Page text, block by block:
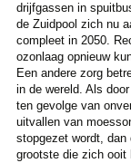
drijfgassen in
de Zuidpool zich nu
compleet in 2050.
ozonlaag opnieuw
Een andere zorg
in de wereld. Als
ten gevolge van
uitvallen van
stopgezet wordt, dan
grootste die zich ooit